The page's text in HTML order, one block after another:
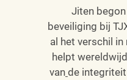
Jiten
beveiliging bij
al het verschil
helpt
van de